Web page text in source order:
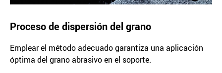
Proceso de dispersión del grano
Emplear el método adecuado garantiza una aplicación
óptima del grano abrasivo en el soporte.